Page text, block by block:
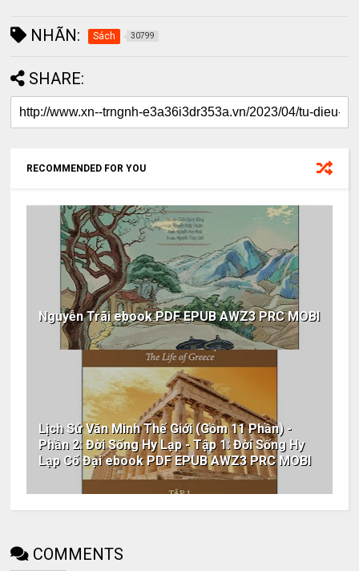
NHÃN: Sách 30799
SHARE:
RECOMMENDED FOR YOU
Nguyễn Trãi ebook PDF EPUB AWZ3 PRC MOBI
Lịch Sử Văn Minh Thế Giới (Gồm 11 Phần) -
Phần 2: Đời Sống Hy Lạp - Tập 1: Đời Sống Hy
Lạp Cổ Đại ebook PDF EPUB AWZ3 PRC MOBI
COMMENTS